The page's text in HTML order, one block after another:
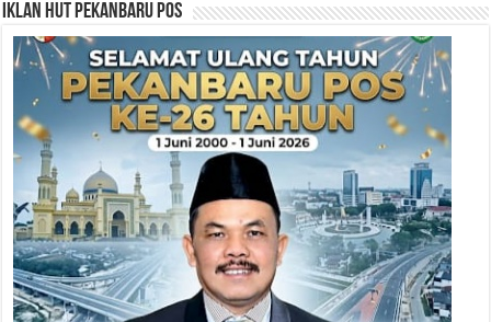
Iklan HUT Pekanbaru Pos